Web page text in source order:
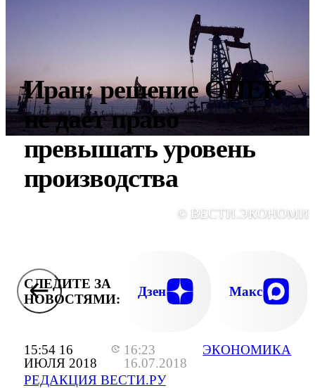
15:54 16
ИЮЛЯ 2018
16:23
16.07.2018
РЕДАКЦИЯ ВЕСТИ.РУ
ЭКОНОМИКА
Иран: решение ОПЕК
не дает право
превышать уровень
производства
©
СЛЕДИТЕ ЗА
НОВОСТЯМИ:
Дзен Макс